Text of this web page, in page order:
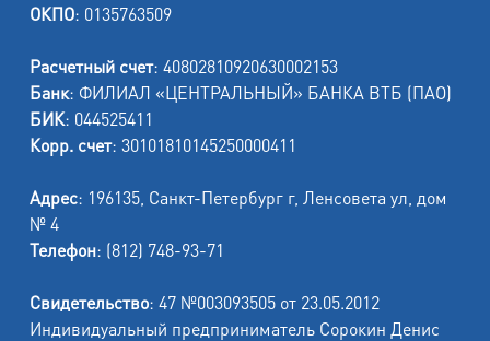
ОКПО: 0135763509
Расчетный счет: 40802810920630002153
Банк: ФИЛИАЛ «ЦЕНТРАЛЬНЫЙ» БАНКА ВТБ (ПАО)
БИК: 044525411
Корр. счет: 30101810145250000411
Адрес: 196135, Санкт-Петербург г, Ленсовета ул, дом
№ 4
Телефон: (812) 748-93-71
Свидетельство: 47 №003093505 от 23.05.2012
Индивидуальный предприниматель Сорокин Денис